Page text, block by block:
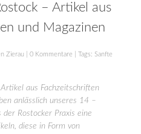
– Artikel aus
und Magazinen
Zierau 0 Kommentare | Tags: Sanfte
aus Fachzeitschriften
anlässlich unseres 14 –
der Rostocker Praxis eine
diese in Form von